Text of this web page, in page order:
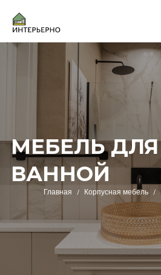
МЕБЕЛЬ ДЛЯ
ВАННОЙ
Главная Корпусная мебель